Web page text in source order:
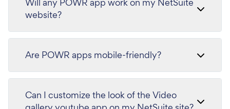
website?
Are POWR apps mobile-friendly?
Can I customize the look of the Video